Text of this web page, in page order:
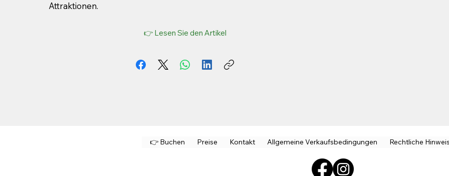
Attraktionen.
👉 Lesen Sie den Artikel
👉 Buchen Preise Kontakt Allgemeine Verkaufsbedingungen Rechtliche